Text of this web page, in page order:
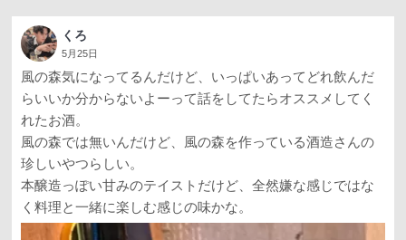
くろ
5月25日
風の森気になってるんだけど、いっぱいあってどれ飲んだ
らいいか分からないよーって話をしてたらオススメしてく
れたお酒。
風の森では無いんだけど、風の森を作っている酒造さんの
珍しいやつらしい。
本醸造っぽい甘みのテイストだけど、全然嫌な感じではな
く料理と一緒に楽しむ感じの味かな。